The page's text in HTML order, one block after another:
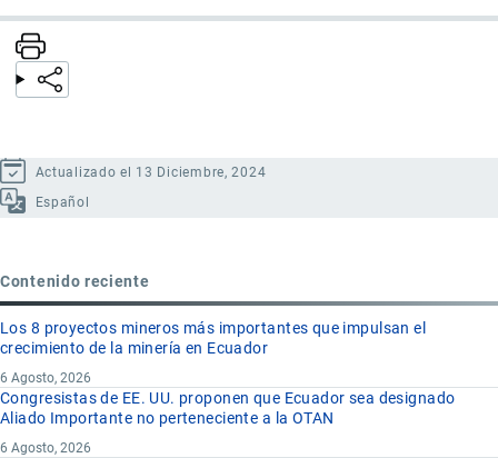
Actualizado el 13 Diciembre, 2024
Español
Contenido reciente
Los 8 proyectos mineros más importantes que impulsan el
crecimiento de la minería en Ecuador
6 Agosto, 2026
Congresistas de EE. UU. proponen que Ecuador sea designado
Aliado Importante no perteneciente a la OTAN
6 Agosto, 2026